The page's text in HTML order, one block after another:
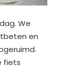
We
en
fiets